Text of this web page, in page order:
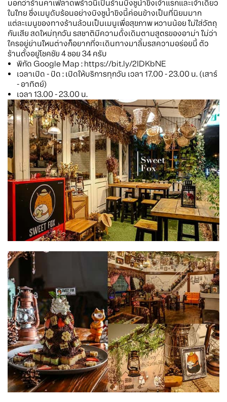
บอกว่าร้านคาเฟ่ลาดพร้าวนี้เป็นร้านบิงซูน้ำขิงเจ้าแรกและเจ้าเดียว
ในไทย ซึ่งเมนูดับร้อนอย่างบิงซูน้ำขิงนี้ค่อนข้างเป็นที่นิยมมาก
แต่ละเมนูของทางร้านล้วนเป็นเมนูเพื่อสุขภาพ หวานน้อย ไม่ใส่วัตถุ
กันเสีย สดใหม่ทุกวัน รสชาติมีความดั้งเดิมตามสูตรของอาม่า ไม่ว่า
ใครอยู่ย่านไหนต่างก็อยากที่จะเดินทางมาลิ้มรสความอร่อยนี้ ตัว
ร้านตั้งอยู่โชคชัย 4 ซอย 34 ครับ
พิกัด Google Map : https://bit.ly/2IDKbNE
เวลาเปิด - ปิด : เปิดให้บริการทุกวัน เวลา 17.00 - 23.00 น. (เสาร์
- อาทิตย์)
เวลา 13.00 - 23.00 น.